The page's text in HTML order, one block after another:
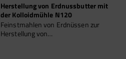
Herstellung von Erdnussbutter mit
der Kolloidmühle N120
Feinstmahlen von Erdnüssen zur
Herstellung von…